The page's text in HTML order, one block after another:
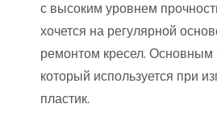
с высоким уровнем
хочется на регулярной
ремонтом кресел.
который используется при
пластик.